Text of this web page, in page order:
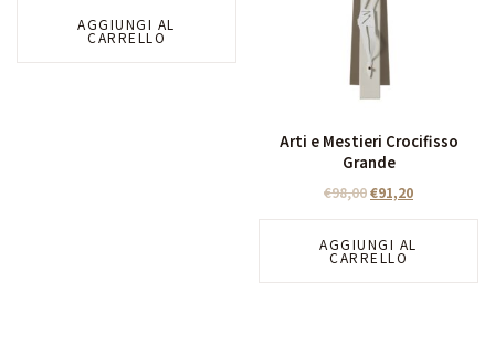
AGGIUNGI AL
CARRELLO
Arti e Mestieri Crocifisso
Grande
€98,00€91,20
AGGIUNGI AL
CARRELLO